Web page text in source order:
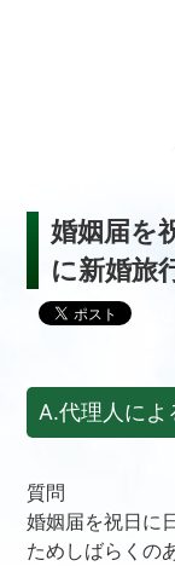
婚姻届を
に新婚旅
A.代理人によ
質問
婚姻届を祝日に
ためしばらくの